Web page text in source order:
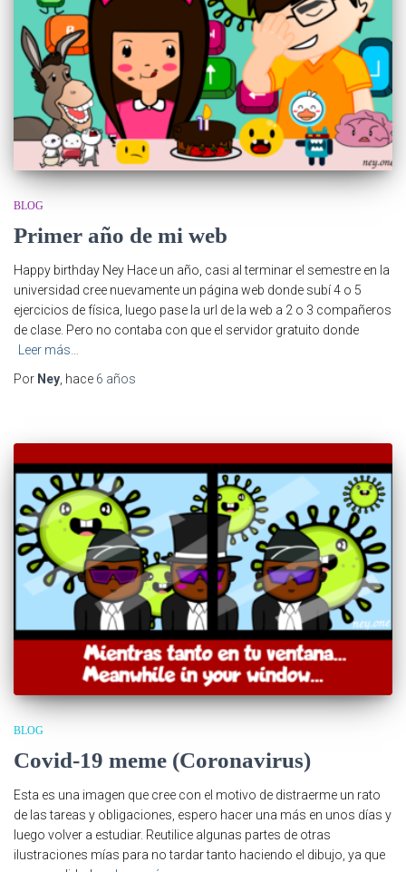
BLOG
Primer año de mi web
Happy birthday Ney Hace un año, casi al terminar el semestre en la
universidad cree nuevamente un página web donde subí 4 o 5
ejercicios de física, luego pase la url de la web a 2 o 3 compañeros
de clase. Pero no contaba con que el servidor gratuito donde
Leer más…
Por Ney , hace 6 años
BLOG
Covid-19 meme (Coronavirus)
Esta es una imagen que cree con el motivo de distraerme un rato
de las tareas y obligaciones, espero hacer una más en unos días y
luego volver a estudiar. Reutilice algunas partes de otras
ilustraciones mías para no tardar tanto haciendo el dibujo, ya que